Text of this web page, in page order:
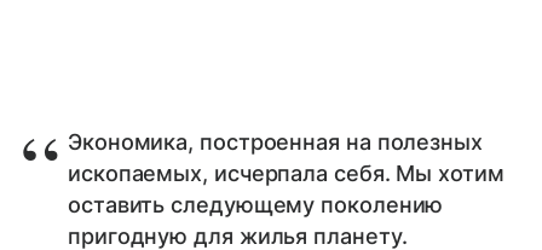
Экономика, построенная на полезных
ископаемых, исчерпала себя. Мы хотим
оставить следующему поколению
пригодную для жилья планету.